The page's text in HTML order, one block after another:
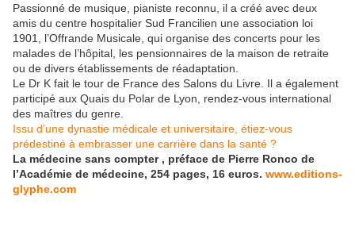
Passionné de musique, pianiste reconnu, il a créé avec deux
amis du centre hospitalier Sud Francilien une association loi
1901, l’Offrande Musicale, qui organise des concerts pour les
malades de l’hôpital, les pensionnaires de la maison de retraite
ou de divers établissements de réadaptation.
Le Dr K fait le tour de France des Salons du Livre. Il a également
participé aux Quais du Polar de Lyon, rendez-vous international
des maîtres du genre.
Issu d’une dynastie médicale et universitaire, étiez-vous
prédestiné à embrasser une carrière dans la santé ?
La médecine sans compter , préface de Pierre Ronco de
l’Académie de médecine, 254 pages, 16 euros. www.editions-
glyphe.com